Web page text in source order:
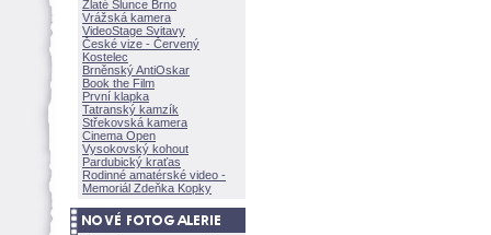
Zlaté Slunce Brno
Vrážská kamera
VideoStage Svitavy
České vize - Červený
Kostelec
Brněnský AntiOskar
Book the Film
První klapka
Tatranský kamzík
Střekovská kamera
Cinema Open
Vysokovský kohout
Pardubický kraťas
Rodinné amatérské video -
Memoriál Zdeňka Kopky